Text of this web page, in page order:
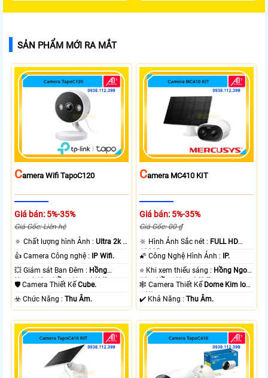
SẢN PHẨM MỚI RA MẮT
CAmera Wifi TapoC120
Giá bán: 5%-35%
Giá Gốc: Liên hệ
🔅 Chất lượng hình Ảnh :Ultra 2k +
.
👍 Camera Công nghệ : IP Wifi.
💥 Giám sát Ban Đêm : Hồng
Ngoại 10m Hồng Ngoại SMD.
🛡 Camera Thiết KếCube.
️☣️ Chức Năng :Thu Âm.
CAmera MC410 KIT
Giá bán: 5%-35%
Giá Gốc: 00 ₫
🔆 Hình Ảnh Sắc nét : FULL HD
1080P .
🌠 Công Nghệ Hình Ảnh : IP.
⭐ Khi xem thiếu sáng : Hồng Ngoại
10m Hồng Ngoại SMD.
🕸️ Camera Thiết Kế Dome Kim loại
+ Nhựa.
️✔️ Khả Năng :Thu Âm.